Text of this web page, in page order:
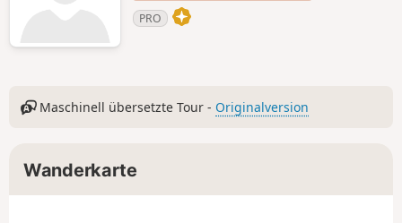
PRO
Maschinell übersetzte Tour - Originalversion
Wanderkarte